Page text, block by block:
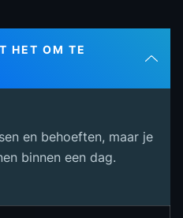
HET OM TE
en behoeften, maar je
binnen een dag.